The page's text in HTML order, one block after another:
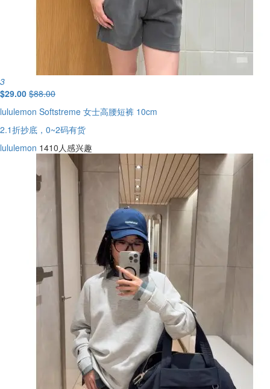
3
$29.00 $88.00
lululemon Softstreme 女士高腰短裤 10cm
2.1折抄底，0~2码有货
lululemon 1410人感兴趣